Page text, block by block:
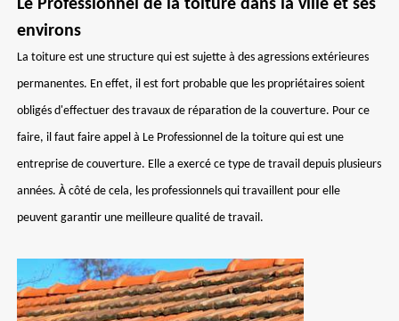
Le Professionnel de la toiture dans la ville et ses
environs
La toiture est une structure qui est sujette à des agressions extérieures
permanentes. En effet, il est fort probable que les propriétaires soient
obligés d'effectuer des travaux de réparation de la couverture. Pour ce
faire, il faut faire appel à Le Professionnel de la toiture qui est une
entreprise de couverture. Elle a exercé ce type de travail depuis plusieurs
années. À côté de cela, les professionnels qui travaillent pour elle
peuvent garantir une meilleure qualité de travail.